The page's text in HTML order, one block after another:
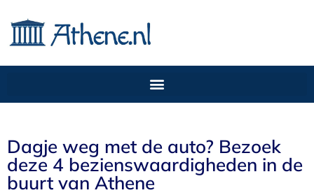
Dagje weg met de auto? Bezoek
deze 4 bezienswaardigheden in de
buurt van Athene